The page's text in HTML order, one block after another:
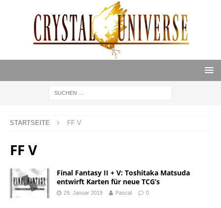
STARTSEITE FF V
FF V
Final Fantasy II + V: Toshitaka Matsuda
entwirft Karten für neue TCG’s
29. Januar 2019 Pascal 0